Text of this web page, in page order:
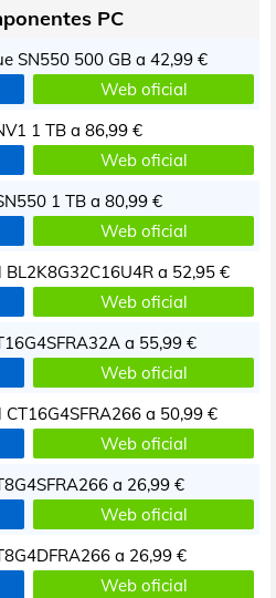
PC
SN550 500 GB a 42,99 €
Web oficial
1 TB a 86,99 €
Web oficial
1 TB a 80,99 €
Web oficial
BL2K8G32C16U4R a 52,95 €
Web oficial
a 55,99 €
Web oficial
CT16G4SFRA266 a 50,99 €
Web oficial
a 26,99 €
Web oficial
a 26,99 €
Web oficial